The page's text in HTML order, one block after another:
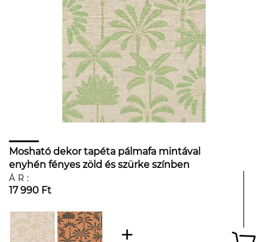
Mosható dekor tapéta pálmafa mintával
enyhén fényes zöld és szürke színben
ÁR:
17 990 Ft